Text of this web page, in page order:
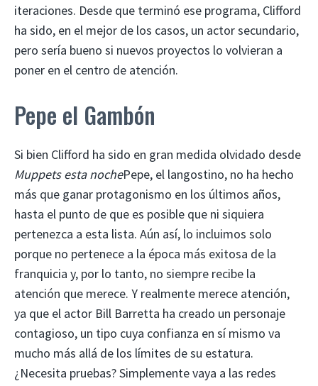
iteraciones. Desde que terminó ese programa, Clifford
ha sido, en el mejor de los casos, un actor secundario,
pero sería bueno si nuevos proyectos lo volvieran a
poner en el centro de atención.
Pepe el Gambón
Si bien Clifford ha sido en gran medida olvidado desde
Muppets esta nochePepe, el langostino, no ha hecho
más que ganar protagonismo en los últimos años,
hasta el punto de que es posible que ni siquiera
pertenezca a esta lista. Aún así, lo incluimos solo
porque no pertenece a la época más exitosa de la
franquicia y, por lo tanto, no siempre recibe la
atención que merece. Y realmente merece atención,
ya que el actor Bill Barretta ha creado un personaje
contagioso, un tipo cuya confianza en sí mismo va
mucho más allá de los límites de su estatura.
¿Necesita pruebas? Simplemente vaya a las redes